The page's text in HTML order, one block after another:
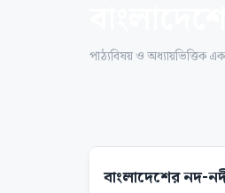
পাঠ্যবিষয় ও অধ্যায়ভিত্তিক
বাংলাদেশের নদ-